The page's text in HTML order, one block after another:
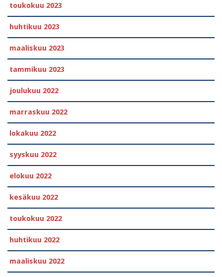
toukokuu 2023
huhtikuu 2023
maaliskuu 2023
tammikuu 2023
joulukuu 2022
marraskuu 2022
lokakuu 2022
syyskuu 2022
elokuu 2022
kesäkuu 2022
toukokuu 2022
huhtikuu 2022
maaliskuu 2022